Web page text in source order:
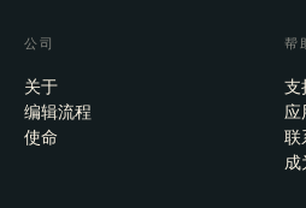
公司
关于
编辑流程
使命
帮
支
应
联
成